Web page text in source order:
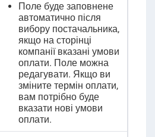
Поле буде заповнене
автоматично після
вибору постачальника,
якщо на сторінці
компанії вказані умови
оплати. Поле можна
редагувати. Якщо ви
зміните термін оплати,
вам потрібно буде
вказати нові умови
оплати.